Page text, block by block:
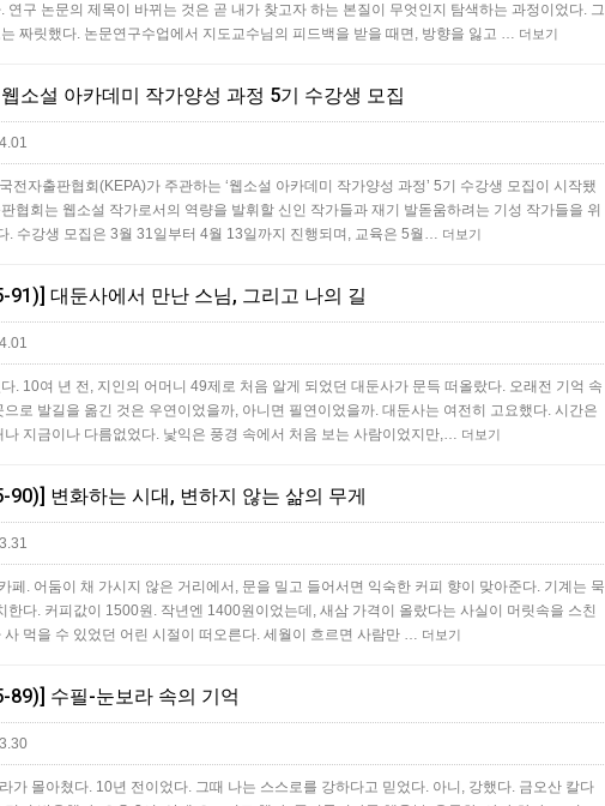
연구 논문의 제목이 바뀌는 것은 곧 내가 찾고자 하는 본질이 무엇인지 탐색하는 과정이었다. 그
짜릿했다. 논문연구수업에서 지도교수님의 피드백을 받을 때면, 방향을 잃고 … 더보기
소설 아카데미 작가양성 과정 5기 수강생 모집
전자출판협회(KEPA)가 주관하는 ‘웹소설 아카데미 작가양성 과정’ 5기 수강생 모집이 시작됐
협회는 웹소설 작가로서의 역량을 발휘할 신인 작가들과 재기 발돋움하려는 기성 작가들을 위
. 수강생 모집은 3월 31일부터 4월 13일까지 진행되며, 교육은 5월… 더보기
91)] 대둔사에서 만난 스님, 그리고 나의 길
. 10여 년 전, 지인의 어머니 49제로 처음 알게 되었던 대둔사가 문득 떠올랐다. 오래전 기억 속
로 발길을 옮긴 것은 우연이었을까, 아니면 필연이었을까. 대둔사는 여전히 고요했다. 시간은
나 지금이나 다름없었다. 낯익은 풍경 속에서 처음 보는 사람이었지만,… 더보기
90)] 변화하는 시대, 변하지 않는 삶의 무게
페. 어둠이 채 가시지 않은 거리에서, 문을 밀고 들어서면 익숙한 커피 향이 맞아준다. 기계는 묵
한다. 커피값이 1500원. 작년엔 1400원이었는데, 새삼 가격이 올랐다는 사실이 머릿속을 스친
먹을 수 있었던 어린 시절이 떠오른다. 세월이 흐르면 사람만 … 더보기
89)] 수필-눈보라 속의 기억
가 몰아쳤다. 10년 전이었다. 그때 나는 스스로를 강하다고 믿었다. 아니, 강했다. 금오산 칼다